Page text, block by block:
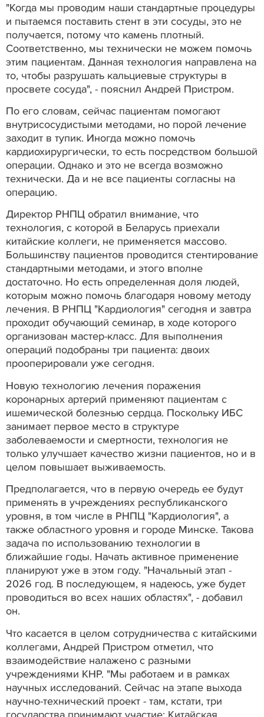
"Когда мы проводим наши стандартные процедуры
и пытаемся поставить стент в эти сосуды, это не
получается, потому что камень плотный.
Соответственно, мы технически не можем помочь
этим пациентам. Данная технология направлена на
то, чтобы разрушать кальциевые структуры в
просвете сосуда", - пояснил Андрей Пристром.
По его словам, сейчас пациентам помогают
внутрисосудистыми методами, но порой лечение
заходит в тупик. Иногда можно помочь
кардиохирургически, то есть посредством большой
операции. Однако и это не всегда возможно
технически. Да и не все пациенты согласны на
операцию.
Директор РНПЦ обратил внимание, что
технология, с которой в Беларусь приехали
китайские коллеги, не применяется массово.
Большинству пациентов проводится стентирование
стандартными методами, и этого вполне
достаточно. Но есть определенная доля людей,
которым можно помочь благодаря новому методу
лечения. В РНПЦ "Кардиология" сегодня и завтра
проходит обучающий семинар, в ходе которого
организован мастер-класс. Для выполнения
операций подобраны три пациента: двоих
прооперировали уже сегодня.
Новую технологию лечения поражения
коронарных артерий применяют пациентам с
ишемической болезнью сердца. Поскольку ИБС
занимает первое место в структуре
заболеваемости и смертности, технология не
только улучшает качество жизни пациентов, но и в
целом повышает выживаемость.
Предполагается, что в первую очередь ее будут
применять в учреждениях республиканского
уровня, в том числе в РНПЦ "Кардиология", а
также областного уровня и городе Минске. Такова
задача по использованию технологии в
ближайшие годы. Начать активное применение
планируют уже в этом году. "Начальный этап -
2026 год. В последующем, я надеюсь, уже будет
проводиться во всех наших областях", - добавил
он.
Что касается в целом сотрудничества с китайскими
коллегами, Андрей Пристром отметил, что
взаимодействие налажено с разными
учреждениями КНР. "Мы работаем и в рамках
научных исследований. Сейчас на этапе выхода
научно-технический проект - там, кстати, три